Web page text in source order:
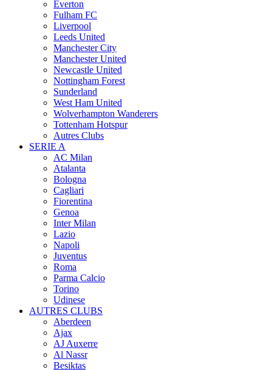
Everton
Fulham FC
Liverpool
Leeds United
Manchester City
Manchester United
Newcastle United
Nottingham Forest
Sunderland
West Ham United
Wolverhampton Wanderers
Tottenham Hotspur
Autres Clubs
SERIE A
AC Milan
Atalanta
Bologna
Cagliari
Fiorentina
Genoa
Inter Milan
Lazio
Napoli
Juventus
Roma
Parma Calcio
Torino
Udinese
AUTRES CLUBS
Aberdeen
Ajax
AJ Auxerre
Al Nassr
Besiktas